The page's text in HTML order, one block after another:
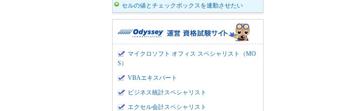
セルの値とチェックボックスを連動させたい
マイクロソフト オフィス スペシャリスト（MO
S）
VBAエキスパート
ビジネス統計スペシャリスト
エクセル会計スペシャリスト